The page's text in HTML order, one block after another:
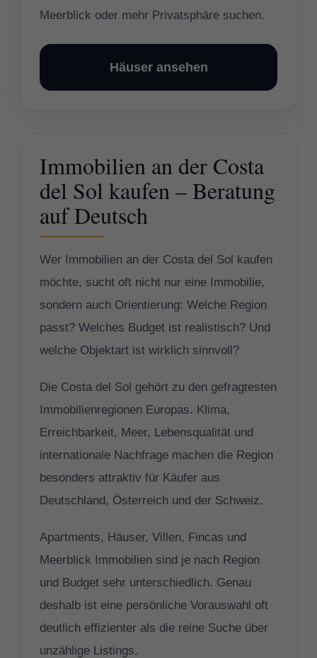
Meerblick oder mehr Privatsphäre suchen.
Häuser ansehen
Immobilien an der Costa
del Sol kaufen – Beratung
auf Deutsch
Wer Immobilien an der Costa del Sol kaufen
möchte, sucht oft nicht nur eine Immobilie,
sondern auch Orientierung: Welche Region
passt? Welches Budget ist realistisch? Und
welche Objektart ist wirklich sinnvoll?
Die Costa del Sol gehört zu den gefragtesten
Immobilienregionen Europas. Klima,
Erreichbarkeit, Meer, Lebensqualität und
internationale Nachfrage machen die Region
besonders attraktiv für Käufer aus
Deutschland, Österreich und der Schweiz.
Apartments, Häuser, Villen, Fincas und
Meerblick Immobilien sind je nach Region
und Budget sehr unterschiedlich. Genau
deshalb ist eine persönliche Vorauswahl oft
deutlich effizienter als die reine Suche über
unzählige Listings.